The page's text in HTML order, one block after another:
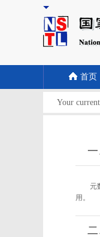
首页
Your
元
用。